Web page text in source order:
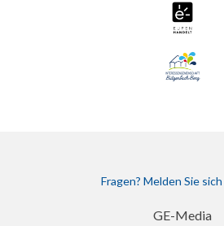
Fragen? Melden Sie
GE-Media